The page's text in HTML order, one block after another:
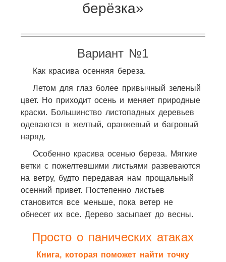
берёзка»
Вариант №1
Как красива осенняя береза.
Летом для глаз более привычный зеленый
цвет. Но приходит осень и меняет природные
краски. Большинство листопадных деревьев
одеваются в желтый, оранжевый и багровый
наряд.
Особенно красива осенью береза. Мягкие
ветки с пожелтевшими листьями развеваются
на ветру, будто передавая нам прощальный
осенний привет. Постепенно листьев
становится все меньше, пока ветер не
обнесет их все. Дерево засыпает до весны.
Просто о панических атаках
Книга, которая поможет найти точку